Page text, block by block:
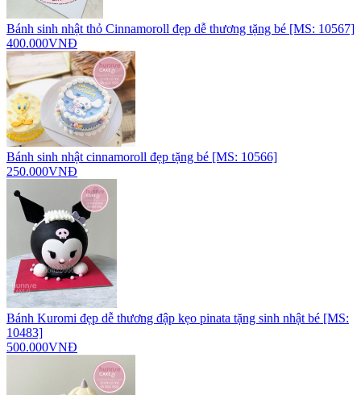
Bánh sinh nhật thỏ Cinnamoroll đẹp dễ thương tặng bé [MS: 10567]
400.000VNĐ
Bánh sinh nhật cinnamoroll đẹp tặng bé [MS: 10566]
250.000VNĐ
Bánh Kuromi đẹp dễ thương đập kẹo pinata tặng sinh nhật bé [MS:
10483]
500.000VNĐ